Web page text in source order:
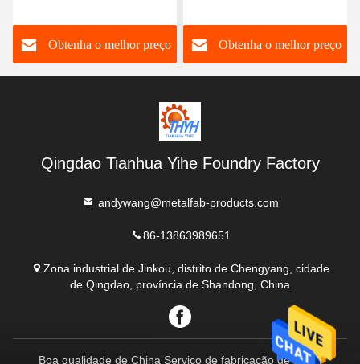
barra do corvo do rolo do
OEM 5000kg
Obtenha o melhor preço
1500kg
Obtenha o melhor preço
Qingdao Tianhua Yihe Foundry Factory
andywang@metalfab-products.com
86-13863989651
Zona industrial de Jinkou, distrito de Chengyang, cidade
de Qingdao, província de Shandong, China
Boa qualidade de China Serviço de fabricação de metal